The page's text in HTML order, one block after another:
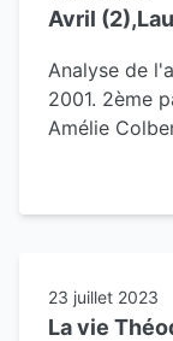
Avril
Analyse de
2001. 2ème
Amélie
23 juillet 2023
La vie